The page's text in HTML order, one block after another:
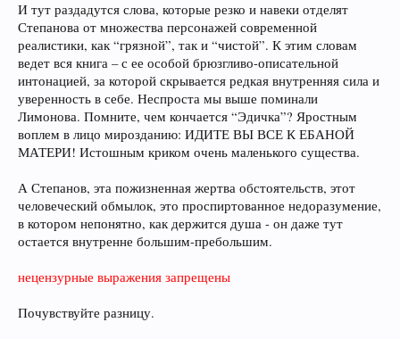
И тут раздадутся слова, которые резко и навеки отделят
Степанова от множества персонажей современной
реалистики, как “грязной”, так и “чистой”. К этим словам
ведет вся книга – с ее особой брюзгливо-описательной
интонацией, за которой скрывается редкая внутренняя сила и
уверенность в себе. Неспроста мы выше поминали
Лимонова. Помните, чем кончается “Эдичка”? Яростным
воплем в лицо мирозданию: ИДИТЕ ВЫ ВСЕ К ЕБАНОЙ
МАТЕРИ! Истошным криком очень маленького существа.
А Степанов, эта пожизненная жертва обстоятельств, этот
человеческий обмылок, это проспиртованное недоразумение,
в котором непонятно, как держится душа - он даже тут
остается внутренне большим-пребольшим.
нецензурные выражения запрещены
Почувствуйте разницу.